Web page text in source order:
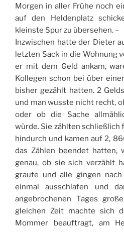
Morgen in aller Frühe noch
auf den Heldenplatz
kleinste Spur zu übersehen. –
Inzwischen hatte der Dieter
letzten Sack in die Wohnung
er mit dem Geld ankam,
Kollegen schon bei über
bisher gezählt hatten. 2
und man wusste nicht recht,
oder ob die Sache
würde. Sie zählten
hindurch und kamen auf 2,
das Zählen beendet hatten,
genau, ob sie sich verzählt
graute und alle gingen
einmal ausschlafen und
angebrochenen Tages
gleichen Zeit machte sich
Mommer beauftragt, am